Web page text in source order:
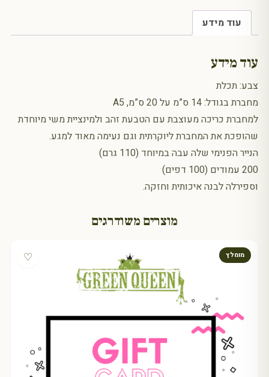
עוד מידע
עוד מידע
צבע: תכלת
מחברת בגודל: 14 ס”מ על 20 ס”מ, A5
למחברת כריכה מעוצבת עם הטבעת זהב ולמינציית משי מיוחדת
שהופכת את המחברת ליוקרתית וגם נעימה מאוד למגע.
הנייר הפנימי שלה עבה במיוחד (110 גרם)
200 עמודים (100 דפים)
וספירלה לבנה איכותית וחזקה.
מוצרים משודרגים
מומלץ ♡